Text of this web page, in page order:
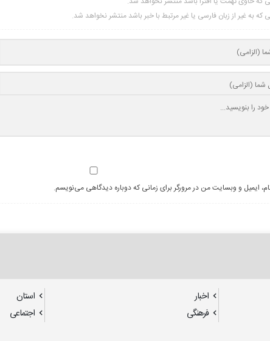
که به غیر از زبان فارسی یا غیر مرتبط با خبر باشد منتشر نخواهد شد.
ایمیل و وبسایت من در مرورگر برای زمانی که دوباره دیدگاهی می‌نویسم.
اخبار استان
فرهنگی اجتماعی